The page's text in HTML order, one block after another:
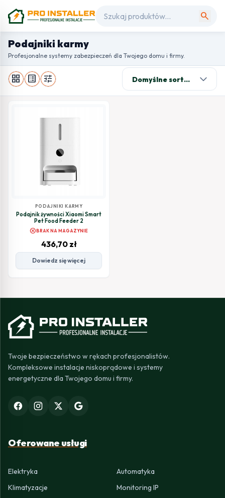
search
Podajniki karmy
Profesjonalne systemy zabezpieczeń dla Twojego domu i firmy.
grid_view list_alt tune
PODAJNIKI KARMY
Podajnik żywności Xiaomi Smart
Pet Food Feeder 2
cancelBRAK NA MAGAZYNIE
436,70 zł
Dowiedz się więcej
Twoje bezpieczeństwo w rękach profesjonalistów.
Kompleksowe instalacje niskoprądowe i systemy
energetyczne dla Twojego domu i firmy.
Oferowane usługi
Elektryka
Automatyka
Klimatyzacje
Monitoring IP